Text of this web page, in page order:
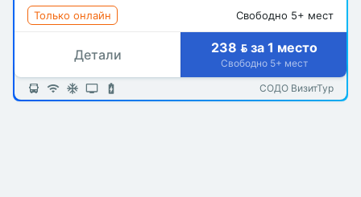
Только онлайн Свободно 5+ мест
Детали 238  за 1 место
Свободно 5+ мест
СОДО ВизитТур